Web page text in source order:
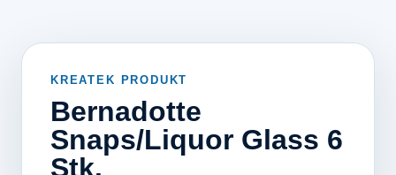
KREATEK PRODUKT
Bernadotte
Snaps/Liquor Glass 6
Stk.